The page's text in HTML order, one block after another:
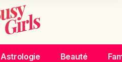
Astrologie Beauté